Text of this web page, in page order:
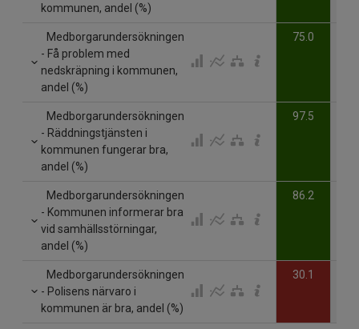
kommunen, andel (%)
Medborgarundersökningen
- Få problem med
nedskräpning i kommunen,
andel (%)
75.0
Medborgarundersökningen
- Räddningstjänsten i
kommunen fungerar bra,
andel (%)
97.5
Medborgarundersökningen
- Kommunen informerar bra
vid samhällsstörningar,
andel (%)
86.2
Medborgarundersökningen
- Polisens närvaro i
kommunen är bra, andel (%)
30.1